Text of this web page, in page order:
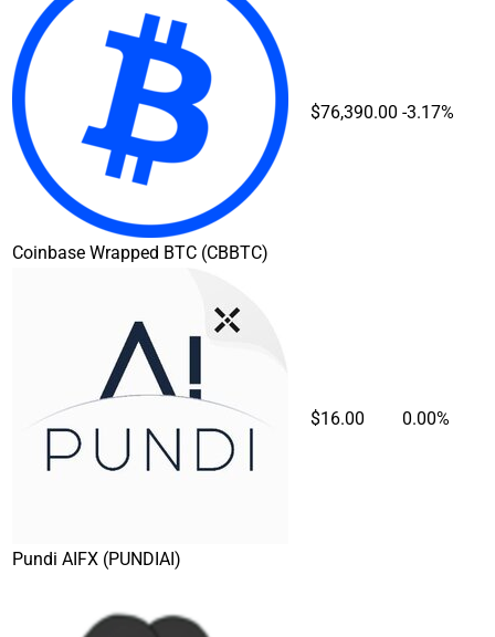
Coinbase Wrapped BTC (CBBTC)
$76,390.00 -3.17%
Pundi AIFX (PUNDIAI)
$16.00 0.00%